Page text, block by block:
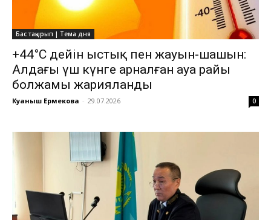
Бас тақырып | Тема дня
+44°C дейін ыстық пен жауын-шашын:
Алдағы үш күнге арналған ауа райы
болжамы жарияланды
Куаныш Ермекова - 29.07.2026 0